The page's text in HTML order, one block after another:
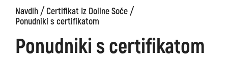
Navdih/Certifikat Iz Doline Soče/
Ponudniki s certifikatom
Ponudniki s certifikatom